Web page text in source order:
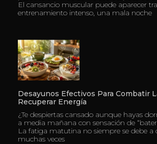
El cansancio muscular puede aparecer
entrenamiento intenso, una mala noche
Desayunos Efectivos Para Combatir
Recuperar Energía
¿Te despiertas cansado aunque hayas
a media mañana con sensación de
La fatiga matutina no siempre se debe a
muchas veces